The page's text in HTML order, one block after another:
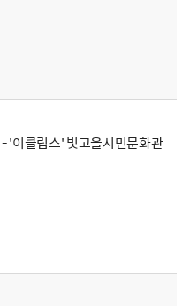
'이클립스' 빛고을시민문화관